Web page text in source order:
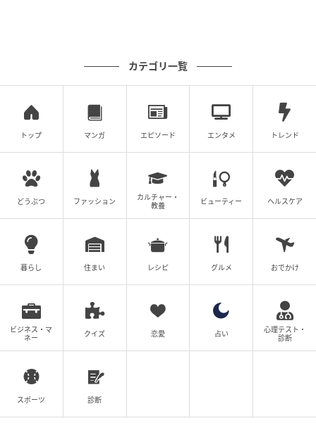
ブログ：海原こうめ（妊活は忍活？！アラフォー不妊治療体験記 その後 ）
#11 お母さんが何より大切だよね
次の話を読む
母が私を手放さない
海原こうめ
全話一覧を見る
クリエイター情報
カテゴリ一覧
トップ マンガ エピソード エンタメ トレンド
どうぶつ ファッション
カルチャー・
教養
ビューティー ヘルスケア
暮らし 住まい レシピ グルメ おでかけ
ビジネス・マ
ネー
クイズ 恋愛 占い
心理テスト・
診断
スポーツ 診断